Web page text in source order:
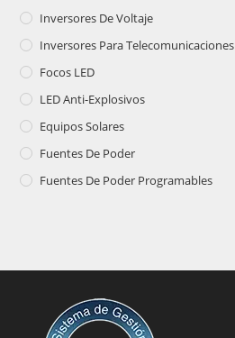
Inversores De Voltaje
Inversores Para Telecomunicaciones
Focos LED
LED Anti-Explosivos
Equipos Solares
Fuentes De Poder
Fuentes De Poder Programables